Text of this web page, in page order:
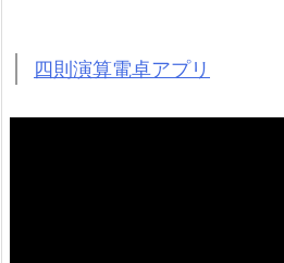
四則演算電卓アプリ